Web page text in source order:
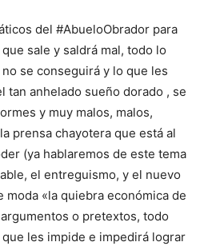
del #AbueloObrador para
sale y saldrá mal, todo lo
se conseguirá y lo que les
tan anhelado sueño dorado , se
y muy malos, malos,
prensa chayotera que está al
(ya hablaremos de este tema
el entreguismo, y el nuevo
«la quiebra económica de
o pretextos, todo
les impide e impedirá lograr